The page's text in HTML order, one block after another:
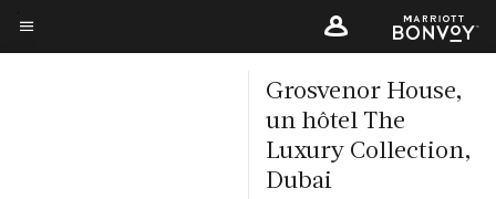
Skip
toTexte du menu
Grosvenor House,
un hôtel The
Luxury Collection,
Dubai